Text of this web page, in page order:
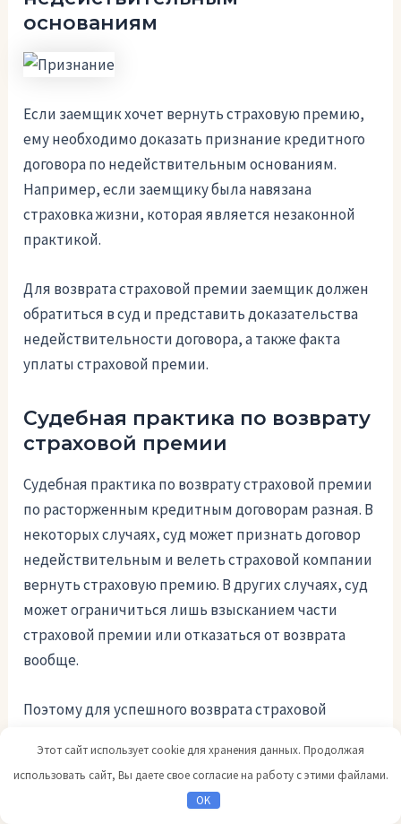
основаниям
Если заемщик хочет вернуть страховую премию,
ему необходимо доказать признание кредитного
договора по недействительным основаниям.
Например, если заемщику была навязана
страховка жизни, которая является незаконной
практикой.
Для возврата страховой премии заемщик должен
обратиться в суд и представить доказательства
недействительности договора, а также факта
уплаты страховой премии.
Судебная практика по возврату
страховой премии
Судебная практика по возврату страховой премии
по расторженным кредитным договорам разная. В
некоторых случаях, суд может признать договор
недействительным и велеть страховой компании
вернуть страховую премию. В других случаях, суд
может ограничиться лишь взысканием части
страховой премии или отказаться от возврата
вообще.
Поэтому для успешного возврата страховой
помощью к юристу, специализирующемуся на
кредитных и страховых спорах. Юрист поможет
составить правильные документы, собрать
Этот сайт использует cookie для хранения данных. Продолжая
использовать сайт, Вы даете свое согласие на работу с этими файлами.
OK